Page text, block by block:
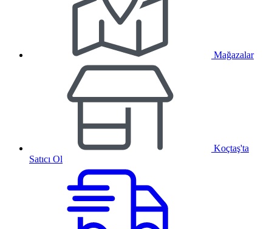
Mağazalar
Koçtaş'ta
Satıcı Ol